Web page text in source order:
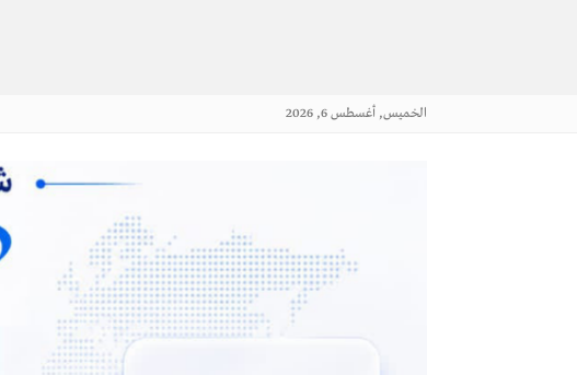
الخميس, أغسطس 6, 2026